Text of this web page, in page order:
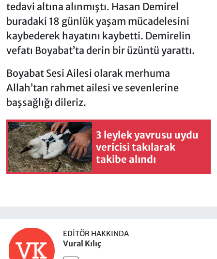
tedavi altına alınmıştı. Hasan Demirel
buradaki 18 günlük yaşam mücadelesini
kaybederek hayatını kaybetti. Demirelin
vefatı Boyabat’ta derin bir üzüntü yarattı.
Boyabat Sesi Ailesi olarak merhuma
Allah’tan rahmet ailesi ve sevenlerine
başsağlığı dileriz.
3 leylek yavrusu uydu
vericisi takılarak
takibe alındı
EDITÖR HAKKINDA
Vural Kılıç